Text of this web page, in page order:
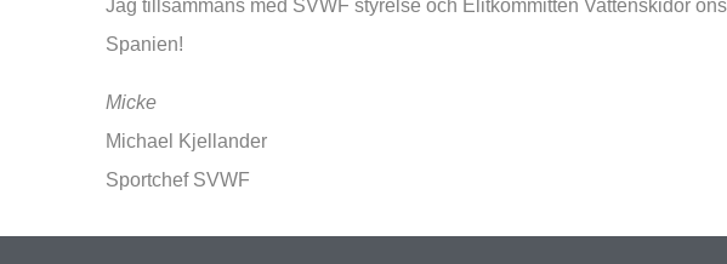
Jag tillsammans med SVWF styrelse och Elitkommittén Vattenskidor
Spanien!
Micke
Michael Kjellander
Sportchef SVWF